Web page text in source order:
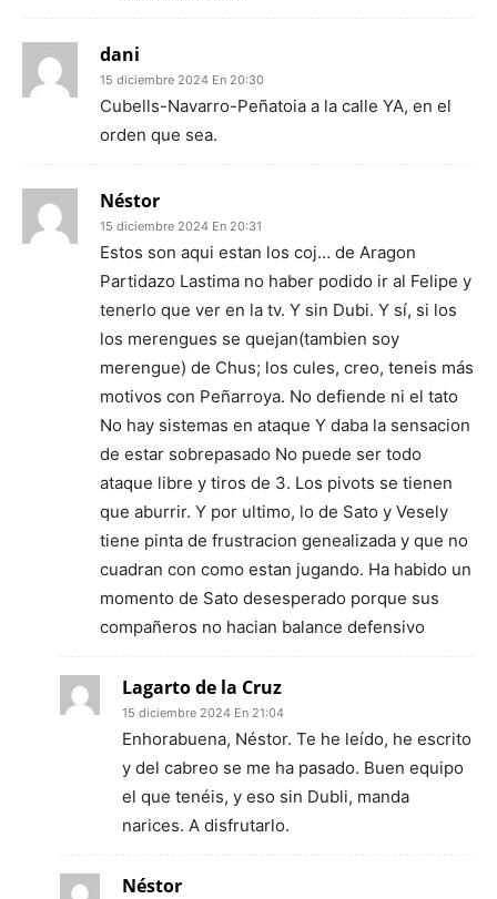
dani
15 diciembre 2024 En 20:30
Cubells-Navarro-Peñatoia a la calle YA, en el
orden que sea.
Néstor
15 diciembre 2024 En 20:31
Estos son aqui estan los coj… de Aragon
Partidazo Lastima no haber podido ir al Felipe y
tenerlo que ver en la tv. Y sin Dubi. Y sí, si los
los merengues se quejan(tambien soy
merengue) de Chus; los cules, creo, teneis más
motivos con Peñarroya. No defiende ni el tato
No hay sistemas en ataque Y daba la sensacion
de estar sobrepasado No puede ser todo
ataque libre y tiros de 3. Los pivots se tienen
que aburrir. Y por ultimo, lo de Sato y Vesely
tiene pinta de frustracion genealizada y que no
cuadran con como estan jugando. Ha habido un
momento de Sato desesperado porque sus
compañeros no hacian balance defensivo
Lagarto de la Cruz
15 diciembre 2024 En 21:04
Enhorabuena, Néstor. Te he leído, he escrito
y del cabreo se me ha pasado. Buen equipo
el que tenéis, y eso sin Dubli, manda
narices. A disfrutarlo.
Néstor